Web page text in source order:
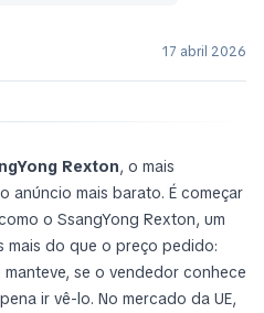
17 abril 2026
Rexton, o mais
anúncio mais barato. É começar
o SsangYong Rexton, um
mais do que o preço pedido:
se o vendedor conhece
ir vê-lo. No mercado da UE,